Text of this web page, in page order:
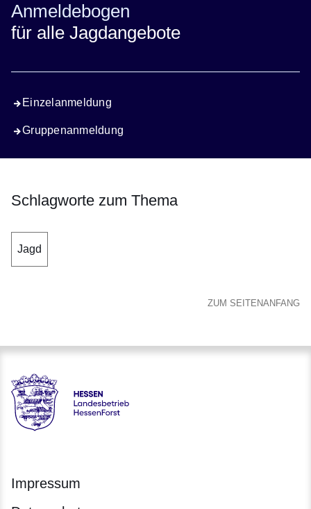
Anmeldebogen
für alle Jagdangebote
Einzelanmeldung
Gruppenanmeldung
Schlagworte zum Thema
Jagd
ZUM SEITENANFANG
Hessen - Landesbetrieb HessenForst
Impressum